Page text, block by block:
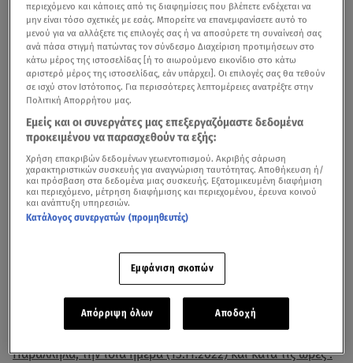
Λ. Βασ. Αμαλίας – Ελ. Βενιζέλου (Πανεπιστημίου) – Χαρ.
Τρικούπη – Ακαδημίας – Λ. Βασ. Σοφίας – Φειδιππίδου –
Λ. Μεσογείων – αναστροφή Λ. Μεσογείων (πρώην
Σχολές Αξ/κών ΕΛ.ΑΣ.) – Λ. Μεσογείων -
Μιχαλακοπούλου – Φειδιππίδου – Λ. Μεσογείων – Λ.
Βασ. Σοφίας – Ηρ. Αττικού – Παναθηναϊκό Στάδιο.
ΤηνΚυριακή 13.11.2022θα διεξαχθεί ο
Μαραθώνιος Αθηνώνκατά τις ώρες09.00΄ έως 17.30΄
κατά μήκος της διαδρομής:
Μαραθώνας - Λ. Μαραθώνος - είσοδος στον Τύμβο
Μαραθώνος - ανισόπεδος κόμβος Σταυρού - Λ.
Μεσογείων – Μιχαλακοπούλου -Φειδιππίδου - κόμβος
Κηφισίας/Αλεξάνδρας - Λ. Βασ. Σοφίας - Ηρώδου Αττικού
- Παναθηναϊκό Στάδιο
Παράλληλα, την ίδια ημέρα (13.11.2022) και κατά τις ώρες :
περιεχόμενο και κάποιες από τις διαφημίσεις που βλέπετε ενδέχεται να
μην είναι τόσο σχετικές με εσάς. Μπορείτε να επανεμφανίσετε αυτό το
μενού για να αλλάξετε τις επιλογές σας ή να αποσύρετε τη συναίνεσή σας
ανά πάσα στιγμή πατώντας τον σύνδεσμο Διαχείριση προτιμήσεων στο
κάτω μέρος της ιστοσελίδας [ή το αιωρούμενο εικονίδιο στο κάτω
αριστερό μέρος της ιστοσελίδας, εάν υπάρχει]. Οι επιλογές σας θα τεθούν
σε ισχύ στον Ιστότοπος. Για περισσότερες λεπτομέρειες ανατρέξτε στην
Πολιτική Απορρήτου μας.
Εμείς και οι συνεργάτες μας επεξεργαζόμαστε δεδομένα
προκειμένου να παρασχεθούν τα εξής:
Χρήση επακριβών δεδομένων γεωεντοπισμού. Ακριβής σάρωση
χαρακτηριστικών συσκευής για αναγνώριση ταυτότητας. Αποθήκευση ή/
και πρόσβαση στα δεδομένα μιας συσκευής. Εξατομικευμένη διαφήμιση
και περιεχόμενο, μέτρηση διαφήμισης και περιεχομένου, έρευνα κοινού
και ανάπτυξη υπηρεσιών.
Κατάλογος συνεργατών (προμηθευτές)
Εμφάνιση σκοπών
Απόρριψη όλων Αποδοχή